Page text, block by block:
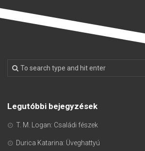
Legutóbbi bejegyzések
T. M. Logan: Családi fészek
Durica Katarina: Üveghattyú